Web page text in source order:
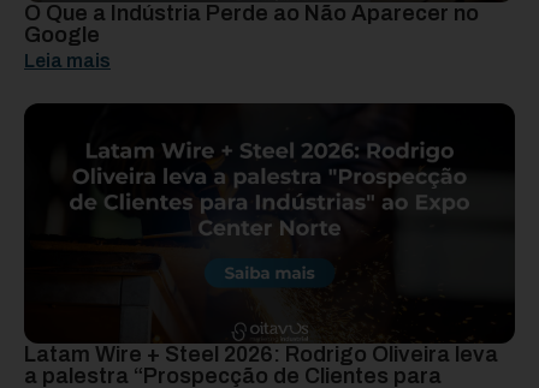
O Que a Indústria Perde ao Não Aparecer no
Google
Leia mais
Latam Wire + Steel 2026: Rodrigo Oliveira leva
a palestra “Prospecção de Clientes para